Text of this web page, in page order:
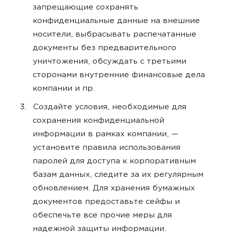
запрещающие сохранять
конфиденциальные данные на внешние
носители, выбрасывать распечатанные
документы без предварительного
уничтожения, обсуждать с третьими
сторонами внутренние финансовые дела
компании и пр.
Создайте условия, необходимые для
сохранения конфиденциальной
информации в рамках компании, —
установите правила использования
паролей для доступа к корпоративным
базам данных, следите за их регулярным
обновлением. Для хранения бумажных
документов предоставьте сейфы и
обеспечьте все прочие меры для
надежной защиты информации.